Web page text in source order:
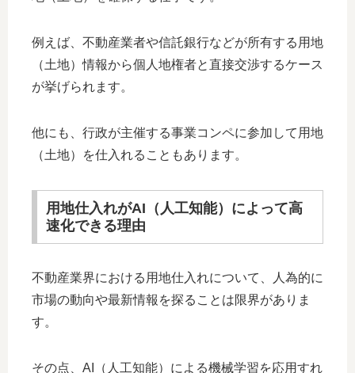
例えば、不動産業者や信託銀行などが所有する用地
（土地）情報から個人地権者と直接交渉するケース
が挙げられます。
他にも、行政が主催する事業コンペに参加して用地
（土地）を仕入れることもあります。
用地仕入れがAI（人工知能）によって高
速化できる理由
不動産業界における用地仕入れについて、人為的に
市場の動向や最新情報を探ることは限界がありま
す。
その点、AI（人工知能）による機械学習を応用すれ